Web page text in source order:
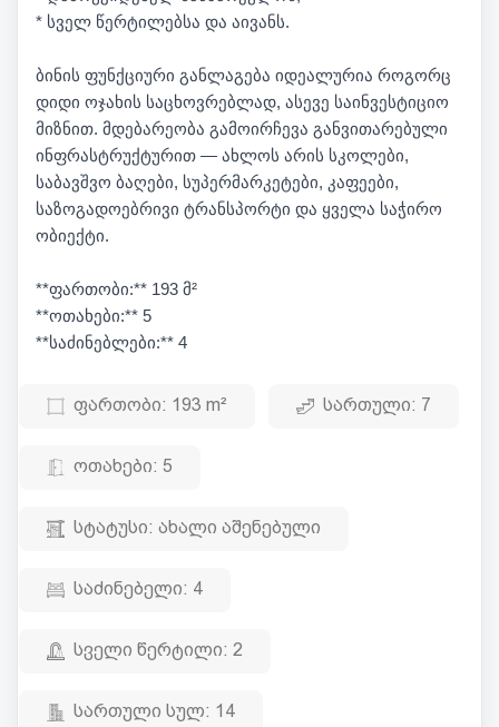
* სველ წერტილებსა და აივანს.
ბინის ფუნქციური განლაგება იდეალურია როგორც
დიდი ოჯახის საცხოვრებლად, ასევე საინვესტიციო
მიზნით. მდებარეობა გამოირჩევა განვითარებული
ინფრასტრუქტურით — ახლოს არის სკოლები,
საბავშვო ბაღები, სუპერმარკეტები, კაფეები,
საზოგადოებრივი ტრანსპორტი და ყველა საჭირო
ობიექტი.
**ფართობი:** 193 მ²
**ოთახები:** 5
**საძინებლები:** 4
ფართობი: 193 m² სართული: 7
ოთახები: 5
სტატუსი: ახალი აშენებული
საძინებელი: 4
სველი წერტილი: 2
სართული სულ: 14